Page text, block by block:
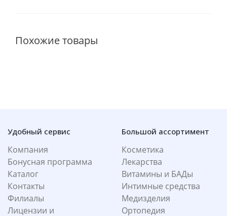
Похожие товары
Удобный сервис
Компания
Бонусная программа
Каталог
Контакты
Филиалы
Лицензии и
Большой ассортимент
Косметика
Лекарства
Витамины и БАДы
Интимные средства
Медизделия
Ортопедия